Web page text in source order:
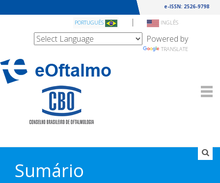
e-ISSN: 2526-9798
PORTUGUÊS | INGLÊS
Powered by
TRANSLATE
Sumário